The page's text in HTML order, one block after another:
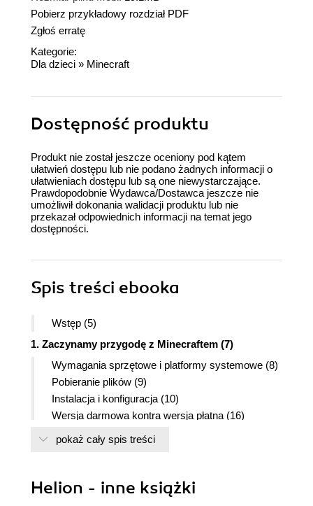
Pobierz przykładowy rozdział PDF
Zgłoś erratę
Kategorie:
Dla dzieci » Minecraft
Dostępność produktu
Produkt nie został jeszcze oceniony pod kątem
ułatwień dostępu lub nie podano żadnych informacji o
ułatwieniach dostępu lub są one niewystarczające.
Prawdopodobnie Wydawca/Dostawca jeszcze nie
umożliwił dokonania walidacji produktu lub nie
przekazał odpowiednich informacji na temat jego
dostępności.
Spis treści ebooka
Wstęp (5)
1. Zaczynamy przygodę z Minecraftem (7)
Wymagania sprzętowe i platformy systemowe (8)
Pobieranie plików (9)
Instalacja i konfiguracja (10)
Wersja darmowa kontra wersja płatna (16)
2. Stawiamy pierwsze kroki w świecie Minecrafta
Rozpoczynamy rozgrywkę (22)
Poruszanie się i nawigowanie w świecie
pokaż cały spis treści
Helion - inne książki